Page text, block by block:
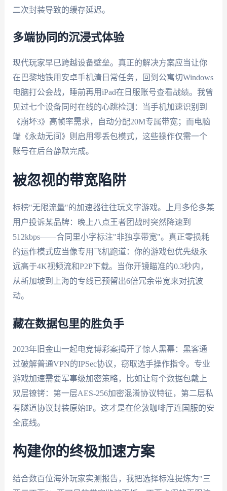
二次封装导致的缓存延迟。
多端协同的沉浸式体验
现代玩家早已跨越设备壁垒。真正的解决方案应当让你
在巴黎地铁用安卓手机清日常任务，回到公寓切Windows
电脑打公会战，睡前再用iPad在日服账号查看战绩。我曾
见过七个设备同时在线的心跳检测：当手机加速识别到
《崩坏3》高帧率需求，自动分配20M专属带宽；而电脑
端《永劫无间》则启用零丢包模式，这些操作仅需一个
账号在后台静默完成。
被忽视的带宽陷阱
标榜"无限流量"的加速器往往玩文字游戏。上月多伦多某
用户投诉某品牌：晚上八点王者团战时突然降速到
512kbps——合同里小字标注"非独享带宽"。真正零损耗
的运作模式应当像专用飞机跑道：你的游戏包优先级永
远高于4K视频流和P2P下载。当你开镜瞄准的0.3秒内，
从新加坡到上海的专线已预留出6倍冗余带宽来对抗波
动。
藏在数据包里的胜负手
2023年旧金山一起电竞博彩案揭开了惊人黑幕：黑客通
过破解普通VPN的IPSec协议，窃取选手操作指令。专业
游戏加速需要军事级加密策略，比如让每个数据包戴上
双层镣铐：第一层AES-256加密混淆协议特征，第二层私
有隧道协议封装原始IP。这才是在伦敦咖啡厅连国服的安
全底线。
构建你的终极加速方案
结合数百位海外玩家实测报告，我把选择标准提炼为"三